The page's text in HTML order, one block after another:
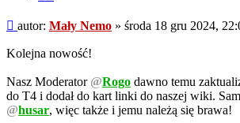
Post
autor: Mały Nemo » środa 18 gru 2024,
Kolejna nowość!
Nasz Moderator @Rogo dawno temu
do T4 i dodał do kart linki do naszej wiki.
@husar, więc także i jemu należą się brawa!